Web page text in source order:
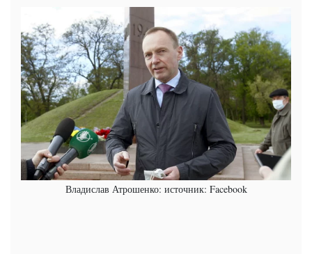
Владислав Атрошенко: источник: Facebook